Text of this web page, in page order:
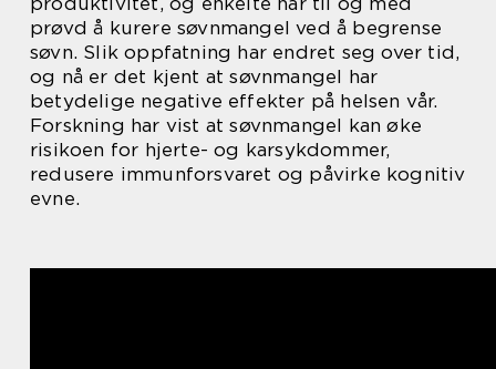
prøvd å kurere søvnmangel ved å begrense
søvn. Slik oppfatning har endret seg over tid,
og nå er det kjent at søvnmangel har
betydelige negative effekter på helsen vår.
Forskning har vist at søvnmangel kan øke
risikoen for hjerte- og karsykdommer,
redusere immunforsvaret og påvirke kognitiv
evne.